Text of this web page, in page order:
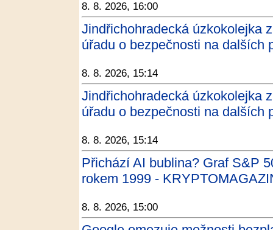
8. 8. 2026, 16:00
Jindřichohradecká úzkokolejka
úřadu o bezpečnosti na dalších
8. 8. 2026, 15:14
Jindřichohradecká úzkokolejka
úřadu o bezpečnosti na dalších
8. 8. 2026, 15:14
Přichází AI bublina? Graf S&P
rokem 1999 -
8. 8. 2026, 15:00